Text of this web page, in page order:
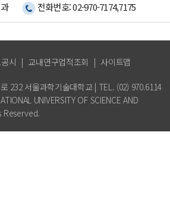
전화번호: 02-970-7174,7175
시 | 교내연구업적조회 | 사이트맵
232 서울과학기술대학교 | TEL. (02) 970.6114
UNIVERSITY OF SCIENCE AND
Reserved.